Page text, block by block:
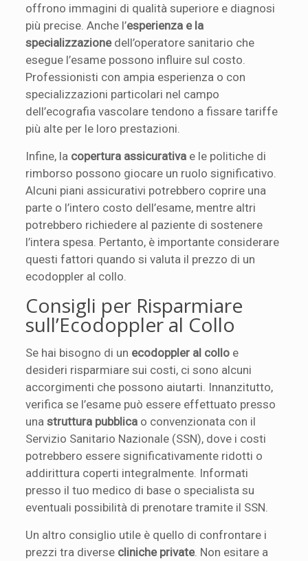
offrono immagini di qualità superiore e diagnosi
più precise. Anche l’esperienza e la
specializzazionedell’operatore sanitario che
esegue l’esame possono influire sul costo.
Professionisti con ampia esperienza o con
specializzazioni particolari nel campo
dell’ecografia vascolare tendono a fissare tariffe
più alte per le loro prestazioni.
Infine, la copertura assicurativa e le politiche di
rimborso possono giocare un ruolo significativo.
Alcuni piani assicurativi potrebbero coprire una
parte o l’intero costo dell’esame, mentre altri
potrebbero richiedere al paziente di sostenere
l’intera spesa. Pertanto, è importante considerare
questi fattori quando si valuta il prezzo di un
ecodoppler al collo.
Consigli per Risparmiare
sull’Ecodoppler al Collo
Se hai bisogno di un ecodoppler al collo e
desideri risparmiare sui costi, ci sono alcuni
accorgimenti che possono aiutarti. Innanzitutto,
verifica se l’esame può essere effettuato presso
unastruttura pubblica o convenzionata con il
Servizio Sanitario Nazionale (SSN), dove i costi
potrebbero essere significativamente ridotti o
addirittura coperti integralmente. Informati
presso il tuo medico di base o specialista su
eventuali possibilità di prenotare tramite il SSN.
Un altro consiglio utile è quello di confrontare i
prezzi tra diverse cliniche private. Non esitare a